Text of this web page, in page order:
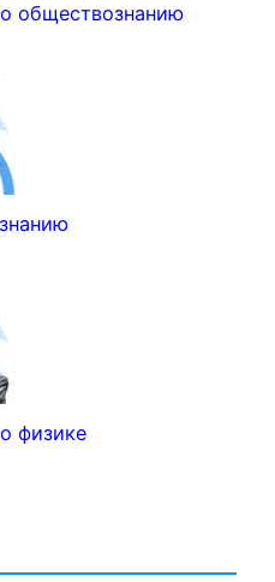
обществознанию
физике